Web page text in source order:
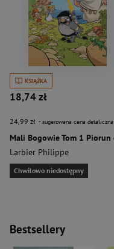
KSIĄŻKA
18,74 zł
24,99 zł - sugerowana cena detaliczna
Larbier Philippe
Chwilowo niedostępny
Bestsellery